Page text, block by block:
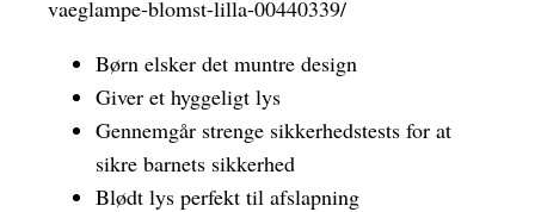
vaeglampe-blomst-lilla-00440339/
Børn elsker det muntre design
Giver et hyggeligt lys
Gennemgår strenge sikkerhedstests for at
sikre barnets sikkerhed
Blødt lys perfekt til afslapning